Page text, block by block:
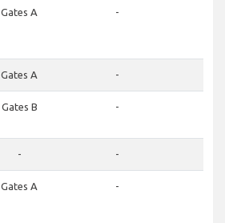
Gates A -
Gates A -
Gates B -
- -
Gates A -